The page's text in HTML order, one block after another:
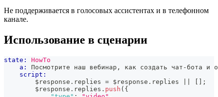
Не поддерживается в голосовых ассистентах и в телефонном
канале.
Использование в сценарии
state:
HowTo
a:
Посмотрите наш вебинар, как создать чат-бота и
script:
        $response
. replies = $response . replies
;
        $response
. replies . push ( {